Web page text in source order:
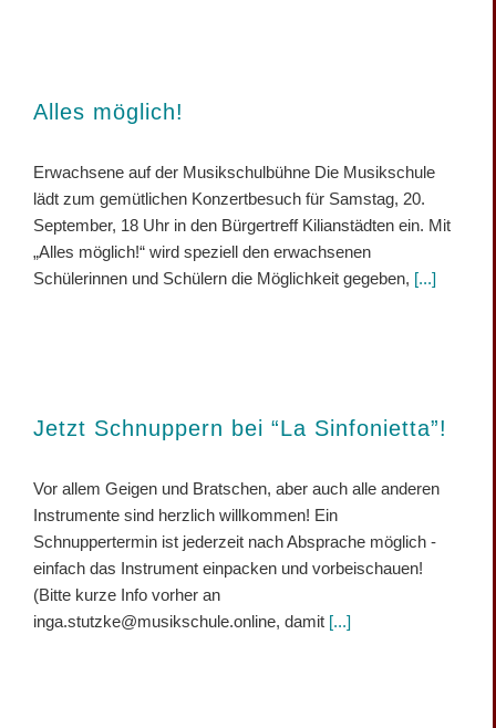
Alles möglich!
Erwachsene auf der Musikschulbühne Die Musikschule
lädt zum gemütlichen Konzertbesuch für Samstag, 20.
September, 18 Uhr in den Bürgertreff Kilianstädten ein. Mit
„Alles möglich!“ wird speziell den erwachsenen
Schülerinnen und Schülern die Möglichkeit gegeben, [...]
Jetzt Schnuppern bei “La Sinfonietta”!
Vor allem Geigen und Bratschen, aber auch alle anderen
Instrumente sind herzlich willkommen! Ein
Schnuppertermin ist jederzeit nach Absprache möglich -
einfach das Instrument einpacken und vorbeischauen!
(Bitte kurze Info vorher an
inga.stutzke@musikschule.online, damit [...]